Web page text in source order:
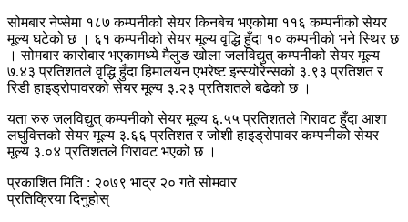
सोमबार नेप्सेमा १८७ कम्पनीको सेयर किनबेच भएकोमा ११६ कम्पनीको सेयर
मूल्य घटेको छ । ६१ कम्पनीको सेयर मूल्य वृद्धि हुँदा १० कम्पनीको भने स्थिर छ
। सोमबार कारोबार भएकामध्ये मैलुङ खोला जलविद्युत् कम्पनीको सेयर मूल्य
७.४३ प्रतिशतले वृद्धि हुँदा हिमालयन एभरेष्ट इन्स्योरेन्सको ३.९३ प्रतिशत र
रिडी हाइड्रोपावरको सेयर मूल्य ३.२३ प्रतिशतले बढेको छ ।
यता रुरु जलविद्युत् कम्पनीको सेयर मूल्य ६.५५ प्रतिशतले गिरावट हुँदा आशा
लघुवित्तको सेयर मूल्य ३.६६ प्रतिशत र जोशी हाइड्रोपावर कम्पनीको सेयर
मूल्य ३.०४ प्रतिशतले गिरावट भएको छ ।
प्रकाशित मिति : २०७९ भाद्र २० गते सोमवार
प्रतिक्रिया दिनुहोस्